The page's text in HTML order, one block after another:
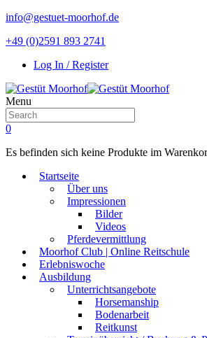
info@gestuet-moorhof.de
+49 (0)2591 893 2741
Log In / Register
Menu
0
Es befinden sich keine Produkte im
Startseite
Über uns
Impressionen
Bilder
Videos
Pferdevermittlung
Moorhof Club | Online Reitschule
Erlebniswoche
Ausbildung
Unterrichtsangebote
Horsemanship
Bodenarbeit
Reitkunst